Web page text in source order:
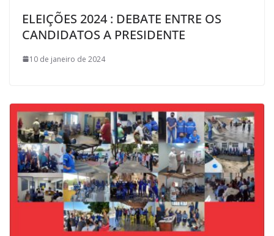
ELEIÇÕES 2024 : DEBATE ENTRE OS
CANDIDATOS A PRESIDENTE
10 de janeiro de 2024